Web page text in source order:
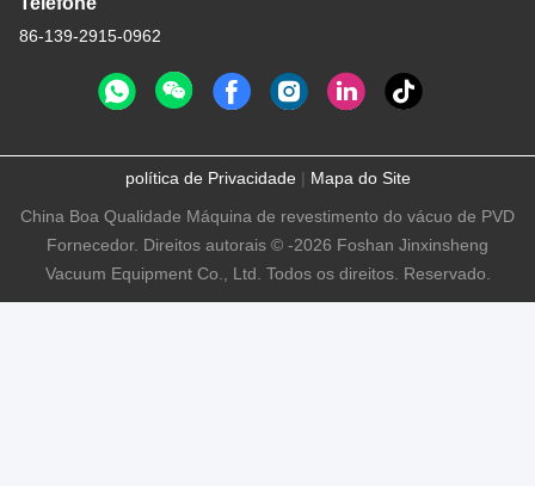
86-139-2915-0962
política de Privacidade| Mapa do Site
China Boa Qualidade Máquina de revestimento do vácuo de PVD
Fornecedor. Direitos autorais © -2026 Foshan Jinxinsheng
Vacuum Equipment Co., Ltd. Todos os direitos. Reservado.